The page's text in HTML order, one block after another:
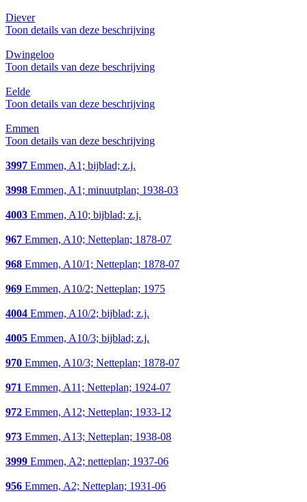
Diever
Toon details van deze beschrijving
Dwingeloo
Toon details van deze beschrijving
Eelde
Toon details van deze beschrijving
Emmen
Toon details van deze beschrijving
3997 Emmen, A1; bijblad; z.j.
3998 Emmen, A1; minuutplan; 1938-03
4003 Emmen, A10; bijblad; z.j.
967 Emmen, A10; Netteplan; 1878-07
968 Emmen, A10/1; Netteplan; 1878-07
969 Emmen, A10/2; Netteplan; 1975
4004 Emmen, A10/2; bijblad; z.j.
4005 Emmen, A10/3; bijblad; z.j.
970 Emmen, A10/3; Netteplan; 1878-07
971 Emmen, A11; Netteplan; 1924-07
972 Emmen, A12; Netteplan; 1933-12
973 Emmen, A13; Netteplan; 1938-08
3999 Emmen, A2; netteplan; 1937-06
956 Emmen, A2; Netteplan; 1931-06